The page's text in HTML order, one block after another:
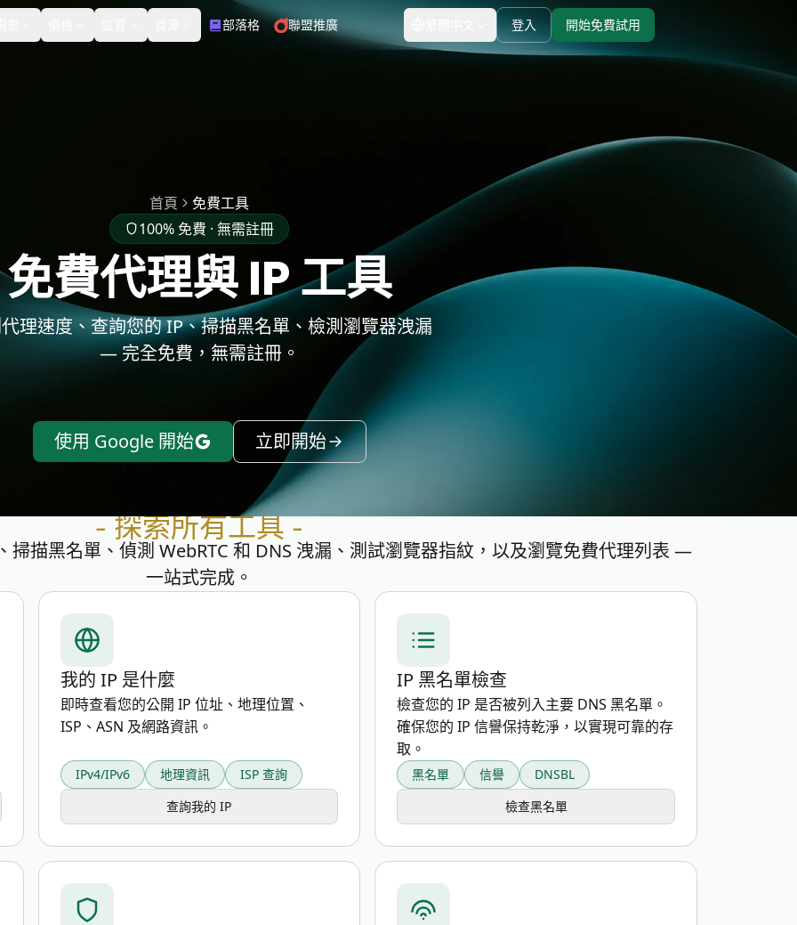
性和信任
真實運營商級 IP 提供無與
倫比的可靠性
市場研究
$5/GB $0.88/GB
印度
8,903,165個 IP
馬來西亞
480,268個 IP
All Locations
IP黑名單檢查
DNS洩漏測試
免費代理列表
部落格 聯盟推廣 登入 開始免費試用
首頁
免費工具
100% 免費 · 無需註冊
免費代理與 IP 工具
理速度、查詢您的 IP、掃描黑名單、檢測瀏覽器洩漏
— 完全免費，無需註冊。
使用 Google 開始 立即開始
- 探索所有工具 -
掃描黑名單、偵測 WebRTC 和 DNS 洩漏、測試瀏覽器指紋，以及瀏覽免費代理列表 —
一站式完成。
我的 IP 是什麼
即時查看您的公開 IP 位址、地理位置、
ISP、ASN 及網路資訊。
IPv4/IPv6 地理資訊
ISP 查詢
查詢我的 IP
IP 黑名單檢查
檢查您的 IP 是否被列入主要 DNS 黑名單。
確保您的 IP 信譽保持乾淨，以實現可靠的存
取。
黑名單 信譽
DNSBL
檢查黑名單